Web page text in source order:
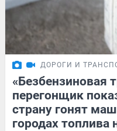
ДОРОГИ И
«Безбензиновая
перегонщик
страну гонят
городах топлива